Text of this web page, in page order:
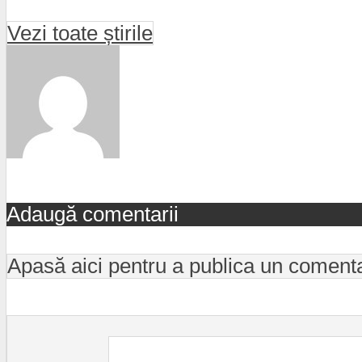
Vezi toate știrile
Adaugă comentarii
Apasă aici pentru a publica un